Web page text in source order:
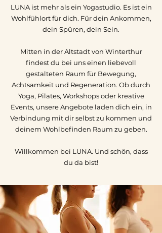
LUNA ist mehr als ein Yogastudio. Es ist ein
Wohlfühlort für dich. Für dein Ankommen,
dein Spüren, dein Sein.
Mitten in der Altstadt von Winterthur
findest du bei uns einen liebevoll
gestalteten Raum für Bewegung,
Achtsamkeit und Regeneration. Ob durch
Yoga, Pilates, Workshops oder kreative
Events, unsere Angebote laden dich ein, in
Verbindung mit dir selbst zu kommen und
deinem Wohlbefinden Raum zu geben.
Willkommen bei LUNA. Und schön, dass
du da bist!